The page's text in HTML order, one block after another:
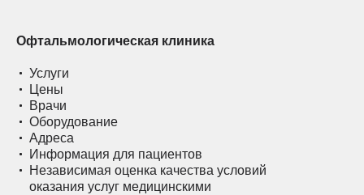
Офтальмологическая клиника
Услуги
Цены
Врачи
Оборудование
Адреса
Информация для пациентов
Независимая оценка качества условий
оказания услуг медицинскими